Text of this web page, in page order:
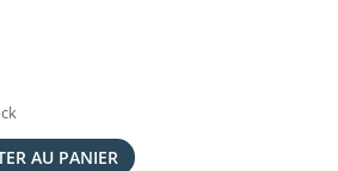
AU PANIER